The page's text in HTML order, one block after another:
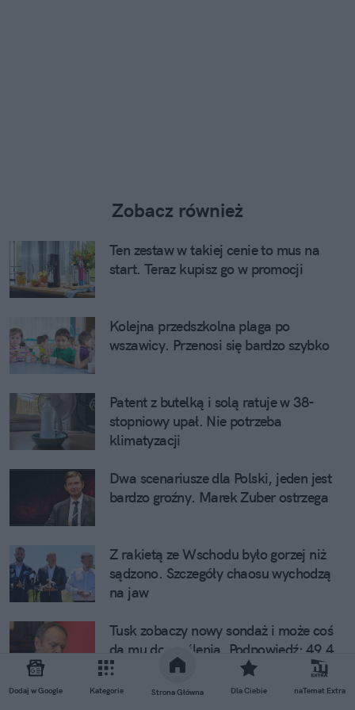
Dodaj w Google Kategorie Strona Główna Dla Ciebie naTemat Extra
Zobacz również
Ten zestaw w takiej cenie to mus na
start. Teraz kupisz go w promocji
Kolejna przedszkolna plaga po
wszawicy. Przenosi się bardzo szybko
Patent z butelką i solą ratuje w 38-
stopniowy upał. Nie potrzeba
klimatyzacji
Dwa scenariusze dla Polski, jeden jest
bardzo groźny. Marek Zuber ostrzega
Z rakietą ze Wschodu było gorzej niż
sądzono. Szczegóły chaosu wychodzą
na jaw
Tusk zobaczy nowy sondaż i może coś
da mu do myślenia. Podpowiedź: 49,4
proc.